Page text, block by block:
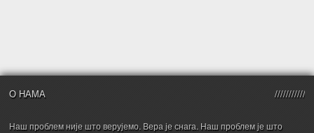
О НАМА
Наш проблем није што верујемо. Вера је снага. Наш проблем је што